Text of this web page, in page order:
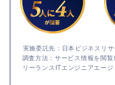
実施委託先：日本ビジネスリ
調査方法：サービス情報を閲
リーランスITエンジニアエー